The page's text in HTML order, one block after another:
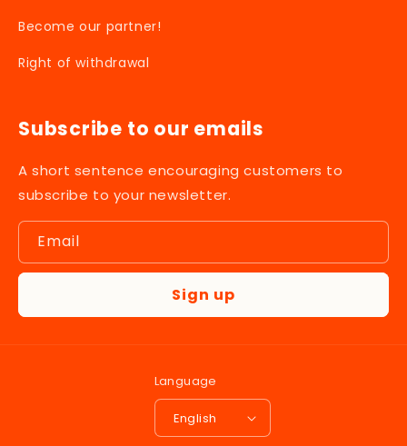
Become our partner!
Right of withdrawal
Subscribe to our emails
A short sentence encouraging customers to
subscribe to your newsletter.
Email
Sign up
Language
English